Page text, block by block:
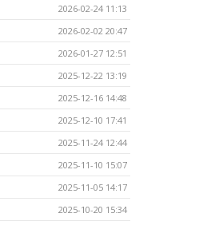
2026-02-24 11:13
2026-02-02 20:47
2026-01-27 12:51
2025-12-22 13:19
2025-12-16 14:48
2025-12-10 17:41
2025-11-24 12:44
2025-11-10 15:07
2025-11-05 14:17
2025-10-20 15:34